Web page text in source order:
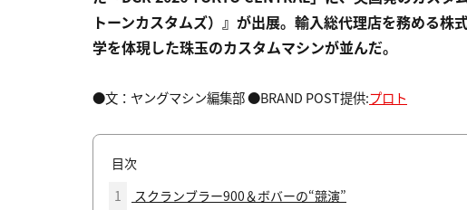
トーンカスタムズ）』が出展。輸入総代理店を務める
学を体現した珠玉のカスタムマシンが並んだ。
●文：ヤングマシン編集部 ●BRAND POST提供:プロト
目次
1
スクランブラー900＆ボバーの“競演”